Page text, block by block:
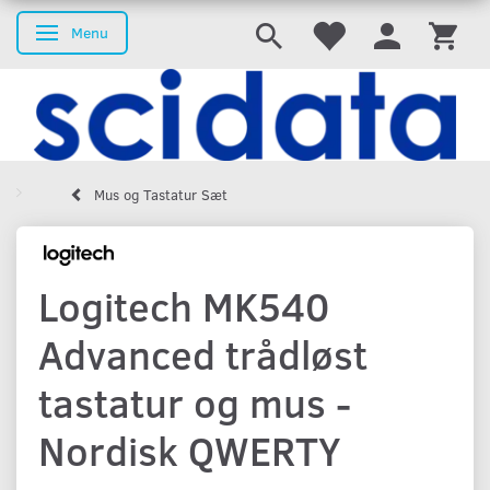
Skifte navigation
Menu
Mus og Tastatur Sæt
Logitech MK540
Advanced trådløst
tastatur og mus -
Nordisk QWERTY